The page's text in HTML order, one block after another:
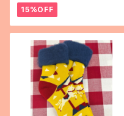
15%OFF